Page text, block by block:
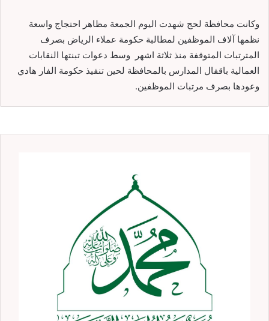
وكانت محافظة لحج شهدت اليوم الجمعة مظاهر احتجاج واسعة
نظمها آلاف الموظفين لمطالبة حكومة عملاء الرياض بصرف
المترتبات المتوقفة منذ ثلاثة اشهر وسط دعوات تبنتها النقابات
العمالية باقفال المدارس بالمحافظة لحين تنفيذ حكومة الفار هادي
وعودها بصرف مرتبات الموظفين.